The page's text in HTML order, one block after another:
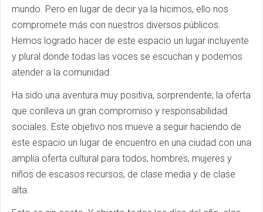
mundo. Pero en lugar de decir ya la hicimos, ello nos
compromete más con nuestros diversos públicos.
Hemos logrado hacer de este espacio un lugar incluyente
y plural donde todas las voces se escuchan y podemos
atender a la comunidad.
Ha sido una aventura muy positiva, sorprendente; la oferta
que conlleva un gran compromiso y responsabilidad
sociales. Este objetivo nos mueve a seguir haciendo de
este espacio un lugar de encuentro en una ciudad con una
amplia oferta cultural para todos, hombres, mujeres y
niños de escasos recursos, de clase media y de clase
alta.